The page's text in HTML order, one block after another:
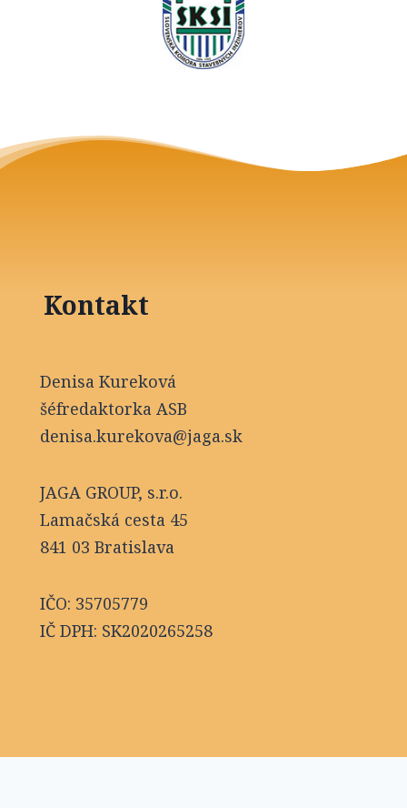
Kontakt
Denisa Kureková
šéfredaktorka ASB
denisa.kurekova@jaga.sk
JAGA GROUP, s.r.o.
Lamačská cesta 45
841 03 Bratislava
IČO: 35705779
IČ DPH: SK2020265258